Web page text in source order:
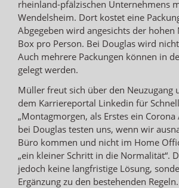
rheinland-pfälzischen Unternehmens
Wendelsheim. Dort kostet eine
Abgegeben wird angesichts der hohen
Box pro Person. Bei Douglas wird
Auch mehrere Packungen können in
gelegt werden.
Müller freut sich über den Neuzugang
dem Karriereportal Linkedin für
„Montagmorgen, als Erstes ein
bei Douglas testen uns, wenn wir
Büro kommen und nicht im Home
„ein kleiner Schritt in die Normalität“.
jedoch keine langfristige Lösung,
Ergänzung zu den bestehenden Regeln.